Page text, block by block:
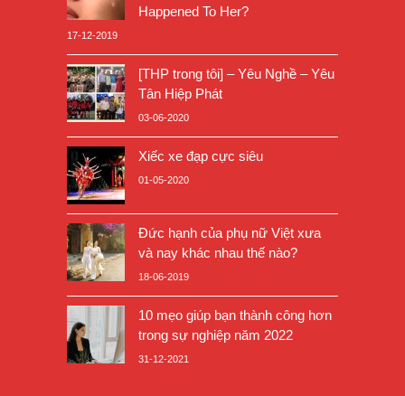
Happened To Her?
17-12-2019
[THP trong tôi] – Yêu Nghề – Yêu
Tân Hiệp Phát
03-06-2020
Xiếc xe đạp cực siêu
01-05-2020
Đức hạnh của phụ nữ Việt xưa
và nay khác nhau thế nào?
18-06-2019
10 mẹo giúp bạn thành công hơn
trong sự nghiệp năm 2022
31-12-2021